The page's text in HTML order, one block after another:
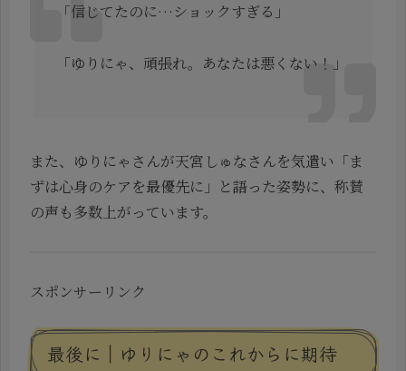
「信じてたのに…ショックすぎる」
「ゆりにゃ、頑張れ。あなたは悪くない！」
また、ゆりにゃさんが天宮しゅなさんを気遣い「ま
ずは心身のケアを最優先に」と語った姿勢に、称賛
の声も多数上がっています。
スポンサーリンク
最後に｜ゆりにゃのこれからに期待